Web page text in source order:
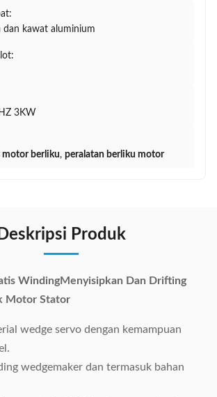
dan kawat aluminium
3KW
berliku, peralatan berliku motor
Deskripsi Produk
WindingMenyisipkan Dan Drifting
Motor Stator
wedge servo dengan kemampuan
wedgemaker dan termasuk bahan